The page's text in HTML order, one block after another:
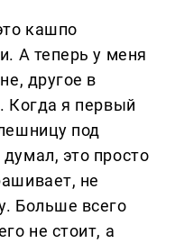
кашпо
А теперь у меня
другое в
Когда я первый
под
это просто
не
Больше всего
не стоит, а